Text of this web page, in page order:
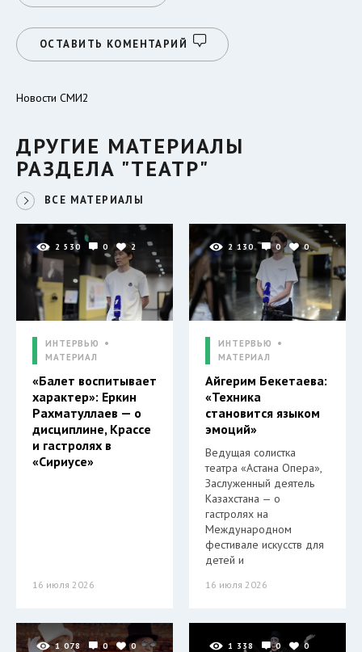
ОСТАВИТЬ КОМЕНТАРИЙ
Новости СМИ2
ДРУГИЕ МАТЕРИАЛЫ
РАЗДЕЛА "ТЕАТР"
ВСЕ МАТЕРИАЛЫ
2 530 0 2
ИНТЕРВЬЮ
МАТЕРИАЛ
«Балет воспитывает
характер»: Еркин
Рахматуллаев — о
дисциплине, Крассе
и гастролях в
«Сириусе»
16 июля 2026
2 130 0 0
ИНТЕРВЬЮ
МАТЕРИАЛ
Айгерим Бекетаева:
«Техника
становится языком
эмоций»
Ведущая солистка
театра «Астана Опера»,
Заслуженный деятель
Казахстана — о
гастролях на
Международном
фестивале искусств для
детей и
16 июля 2026
1 078 0 0 1 338 0 0